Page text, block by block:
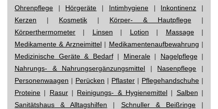
Ohrenpflege | Hörgeräte | Intimhygiene| Inkontinenz |
Kerzen | Kosmetik | Körper- & Hautpflege |
Körperthermometer | Linsen | Lotion | Massage|
Medikamente & Arzneimittel| Medikamentenaufbewahrung |
Medizinische Geräte & Bedarf| Minerale| Nagelpflege|
Nahrungs- & Nahrungsergänzungsmittel | Nasenpflege |
Personenwaagen | Perücken | Pflaster | Pflegehandschuhe |
Proteine | Rasur| Reinigungs- & Hygienemittel | Salben |
Sanitätshaus & Alltagshilfen | Schnuller & Beißringe|